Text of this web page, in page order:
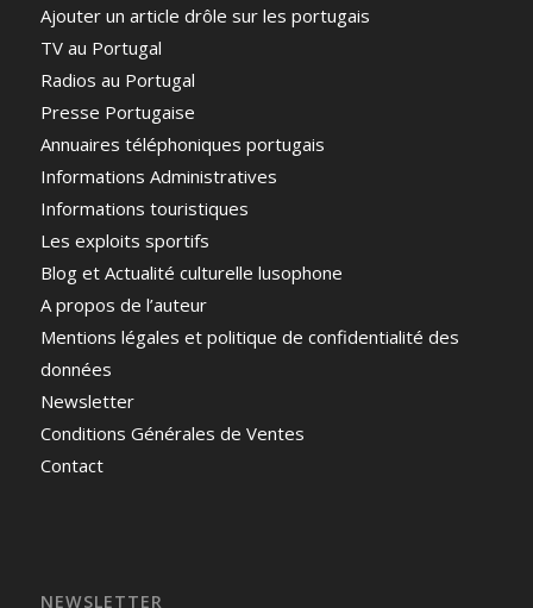
Ajouter un article drôle sur les portugais
TV au Portugal
Radios au Portugal
Presse Portugaise
Annuaires téléphoniques portugais
Informations Administratives
Informations touristiques
Les exploits sportifs
Blog et Actualité culturelle lusophone
A propos de l’auteur
Mentions légales et politique de confidentialité des
données
Newsletter
Conditions Générales de Ventes
Contact
NEWSLETTER